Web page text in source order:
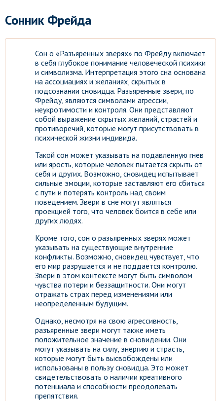
Сонник Фрейда
Сон о «Разъяренных зверях» по Фрейду включает
в себя глубокое понимание человеческой психики
и символизма. Интерпретация этого сна основана
на ассоциациях и желаниях, скрытых в
подсознании сновидца. Разъяренные звери, по
Фрейду, являются символами агрессии,
неукротимости и контроля. Они представляют
собой выражение скрытых желаний, страстей и
противоречий, которые могут присутствовать в
психической жизни индивида.
Такой сон может указывать на подавленную гнев
или ярость, которые человек пытается скрыть от
себя и других. Возможно, сновидец испытывает
сильные эмоции, которые заставляют его сбиться
с пути и потерять контроль над своим
поведением. Звери в сне могут являться
проекцией того, что человек боится в себе или
других людях.
Кроме того, сон о разъяренных зверях может
указывать на существующие внутренние
конфликты. Возможно, сновидец чувствует, что
его мир разрушается и не поддается контролю.
Звери в этом контексте могут быть символом
чувства потери и беззащитности. Они могут
отражать страх перед изменениями или
неопределенным будущим.
Однако, несмотря на свою агрессивность,
разъяренные звери могут также иметь
положительное значение в сновидении. Они
могут указывать на силу, энергию и страсть,
которые могут быть высвобождены или
использованы в пользу сновидца. Это может
свидетельствовать о наличии креативного
потенциала и способности преодолевать
препятствия.